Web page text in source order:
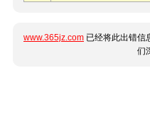
www.365jz.com 已经将此出错信
们